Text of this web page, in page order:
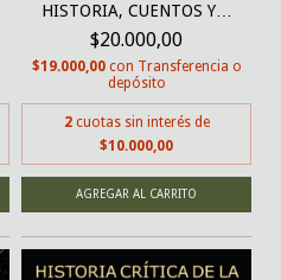
HISTORIA, CUENTOS Y…
¡MU...
$20.000,00
$19.000,00 con Transferencia o
depósito
2 cuotas sin interés de
$10.000,00